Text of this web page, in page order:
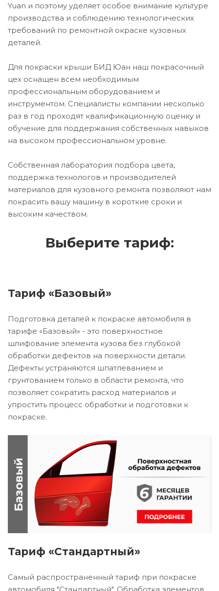
Yuan и поэтому уделяет особое внимание культуре
производства и соблюдению технологических
требований по ремонтной окраске кузовных
деталей.
Для покраски крыши БИД Юан наш покрасочный
цех оснащен всем необходимым
профессиональным оборудованием и
инструментом. Специалисты компании несколько
раз в год проходят квалификационную оценку и
обучение для поддержания собственных навыков
на высоком профессиональном уровне.
Собственная лаборатория подбора цвета,
поддержка технологов и производителей
материалов для кузовного ремонта позволяют нам
покрасить вашу машину в короткие сроки и
высоким качеством.
Выберите тариф:
Тариф «Базовый»
Подготовка деталей к покраске автомобиля в
тарифе «Базовый» - это поверхностное
шлифование элемента кузова без глубокой
обработки дефектов на поверхности детали.
Дефекты устраняются шпатлеванием и
грунтованием только в области ремонта, что
позволяет сократить расход материалов и
упростить процесс обработки и подготовки к
покраске.
Тариф «Стандартный»
Самый распространенный тариф при покраске